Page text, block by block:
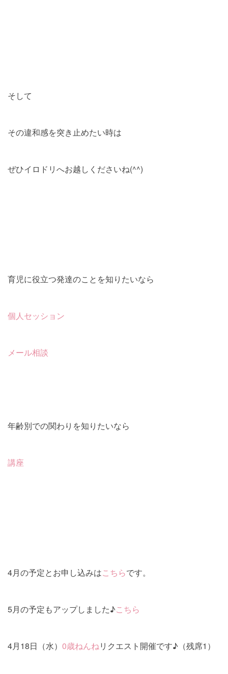
そして
その違和感を突き止めたい時は
ぜひイロドリへお越しくださいね(^^)
育児に役立つ発達のことを知りたいなら
個人セッション
メール相談
年齢別での関わりを知りたいなら
講座
4月の予定とお申し込みはこちらです。
5月の予定もアップしました♪こちら
4月18日（水） 0歳ねんねリクエスト開催です♪（残席1）